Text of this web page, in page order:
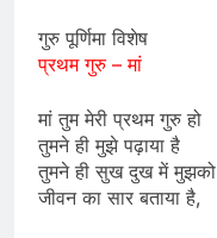
गुरु पूर्णिमा विशेष
प्रथम गुरु – मां
मां तुम मेरी प्रथम गुरु हो
तुमने ही मुझे पढ़ाया है
तुमने ही सुख दुख में मुझको
जीवन का सार बताया है,